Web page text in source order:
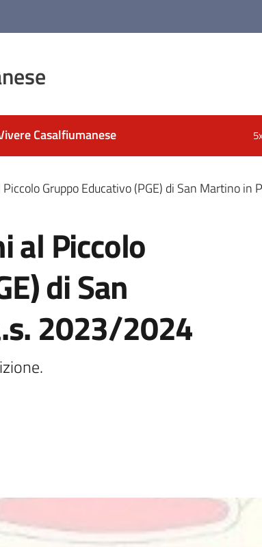
Casalfiumanese
Gruppo Educativo (PGE) di San Martino
al Piccolo
di San
2023/2024